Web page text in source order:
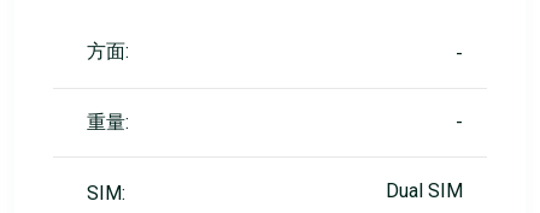
方面: -
重量: -
SIM: Dual SIM